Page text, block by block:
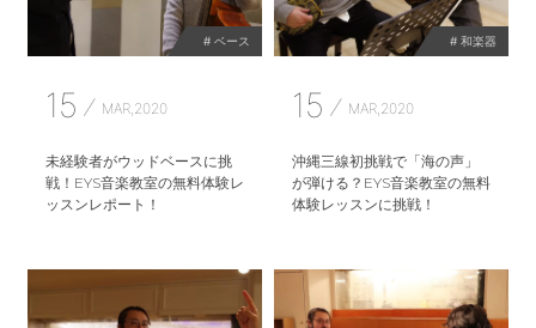
# ベース
15 MAR,2020
未経験者がウッドベースに挑
戦！EYS音楽教室の無料体験レ
ッスンレポート！
# 和楽器
15 MAR,2020
沖縄三線初挑戦で「海の声」
が弾ける？EYS音楽教室の無料
体験レッスンに挑戦！